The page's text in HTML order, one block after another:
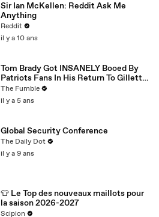
Sir Ian McKellen: Reddit Ask Me
Anything
Reddit
il y a 10 ans
Tom Brady Got INSANELY Booed By
Patriots Fans In His Return To Gillette
Stadium
The Fumble
il y a 5 ans
Global Security Conference
The Daily Dot
il y a 9 ans
👕 Le Top des nouveaux maillots pour
la saison 2026-2027
Scipion